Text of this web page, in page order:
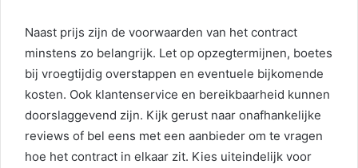
Naast prijs zijn de voorwaarden van het contract
minstens zo belangrijk. Let op opzegtermijnen, boetes
bij vroegtijdig overstappen en eventuele bijkomende
kosten. Ook klantenservice en bereikbaarheid kunnen
doorslaggevend zijn. Kijk gerust naar onafhankelijke
reviews of bel eens met een aanbieder om te vragen
hoe het contract in elkaar zit. Kies uiteindelijk voor